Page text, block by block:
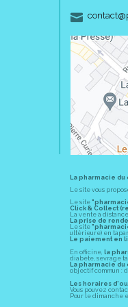
contact-
@
La pharmacie
Le site vous
Le site
Click & Collect
La vente à
La prise de
Le site
ultérieure) en
Le paiement en
En officine, la
diabète, sevrage
La pharmacie
objectif commun :
Les horaires
Vous pouvez
Pour le dimanche